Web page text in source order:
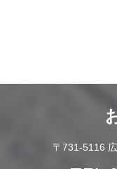
〒731-5116